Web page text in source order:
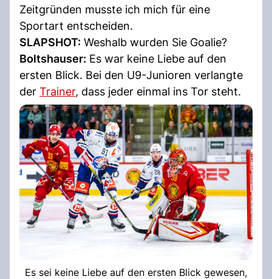
Zeitgründen musste ich mich für eine
Sportart entscheiden.
SLAPSHOT: Weshalb wurden Sie Goalie?
Boltshauser: Es war keine Liebe auf den
ersten Blick. Bei den U9-Junioren verlangte
der Trainer, dass jeder einmal ins Tor steht.
Es sei keine Liebe auf den ersten Blick gewesen,